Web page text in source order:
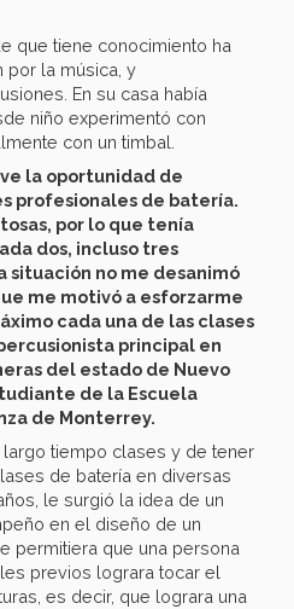
que tiene conocimiento ha
por la música, y
En su casa había
niño experimentó con
con un timbal.
la oportunidad de
profesionales de batería.
por lo que tenía
dos, incluso tres
situación no me desanimó
me motivó a esforzarme
cada una de las clases
principal en
del estado de Nuevo
de la Escuela
de Monterrey.
tiempo clases y de tener
de batería en diversas
le surgió la idea de un
en el diseño de un
permitiera que una persona
previos lograra tocar el
es decir, que lograra una